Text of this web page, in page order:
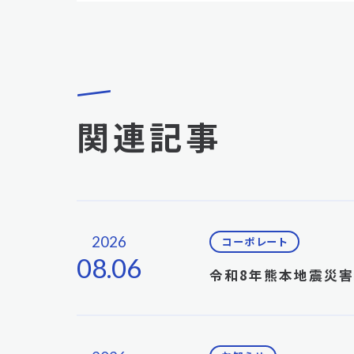
関連記事
2026
08.06
コーポレート
令和8年熊本地震災